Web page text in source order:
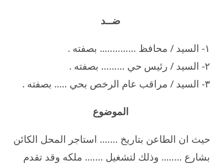
ضــد
۱- السيد / محافظ ………….. بصفته .
۲- السيد / رئيس حي ……… بصفته .
۳- السيد / مراقب عام الرخص بحي ….. بصفته .
الموضوع
حيث ان الطاعن بتاريخ ……. استاجر المحل الكائن
بشارع …….. وذلك لتشغيل ……. ملكه وقد تقدم